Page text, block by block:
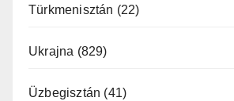
Türkmenisztán (22)
Ukrajna (829)
Üzbegisztán (41)